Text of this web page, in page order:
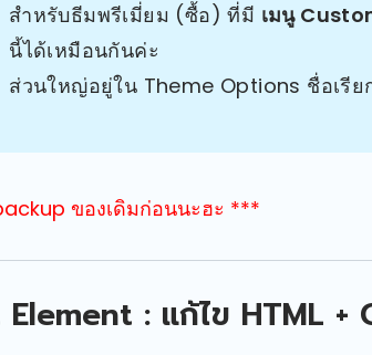
สำหรับธีมพรีเมี่ยม (ซื้อ) ที่มี เมนู
นี้ได้เหมือนกันค่ะ
ส่วนใหญ่อยู่ใน Theme Options ชื่อเรี
ของเดิมก่อนนะฮะ ***
: แก้ไข HTML +